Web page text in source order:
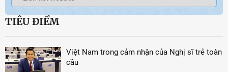
TIÊU ĐIỂM
Việt Nam trong cảm nhận của Nghị sĩ trẻ toàn
cầu